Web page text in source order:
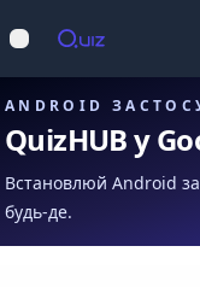
Відкрити меню
ANDROID
QuizHUB у
Встановлюй Android
будь-де.